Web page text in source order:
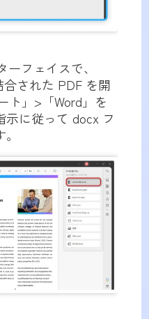
ーフェイスで、
された PDF を開
ト」>「Word」を
示に従って docx フ